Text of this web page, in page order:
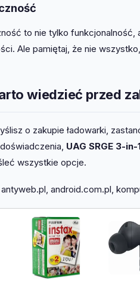
to nie tylko funkcjonalność,
Ale pamiętaj, że nie
wiedzieć przed
o zakupie ładowarki,
UAG SRGE 3-
wszystkie opcje.
antyweb.pl, android.com.pl,